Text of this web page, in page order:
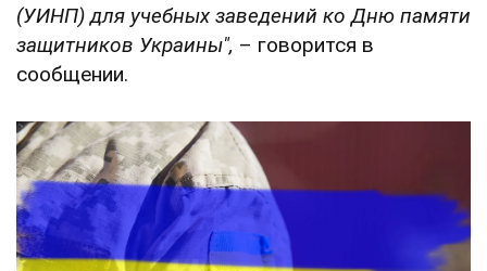
(УИНП) для учебных заведений ко Дню памяти
защитников Украины", – говорится в
сообщении.